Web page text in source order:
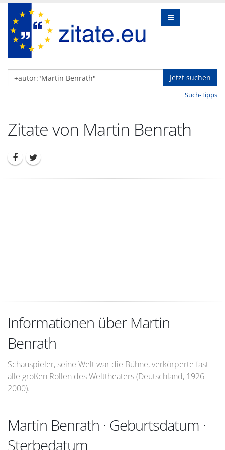
Jetzt suchen
Such-Tipps
Zitate von Martin Benrath
Informationen über Martin
Benrath
Schauspieler, seine Welt war die Bühne, verkörperte fast
alle großen Rollen des Welttheaters (Deutschland, 1926 -
2000).
Martin Benrath · Geburtsdatum ·
Sterbedatum